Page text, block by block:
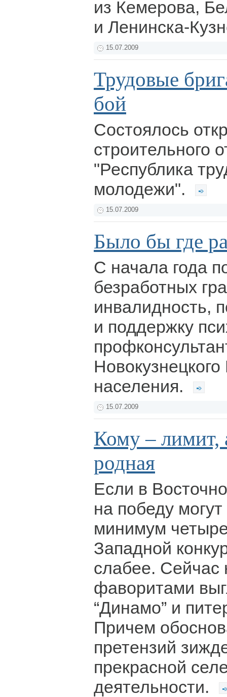
из Кемерова,
и Ленинска-
15.07.2009
Трудовые
бой
Состоялось
строительного
"Республика
молодежи".
15.07.2009
Было бы где
С начала года
безработных
инвалидность,
и поддержку
населения.
15.07.2009
Кому – лимит,
родная
Если в
на победу
минимум
Западной
слабее.
фаворитами
“Динамо” и
Причем
претензий
прекрасной
деятельности.